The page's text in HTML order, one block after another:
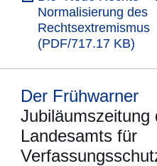
Normalisierung des
Rechtsextremismus
(PDF/717.17 KB)
Der Frühwarner
Jubiläumszeitung
Landesamts für